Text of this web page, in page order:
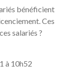
bénéficient
Ces
salariés ?
à 10h52